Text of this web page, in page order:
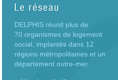
Le réseau
DELPHIS réunit plus de
70 organismes de logement
social, implantés dans 12
régions métropolitaines et un
département outre-mer.